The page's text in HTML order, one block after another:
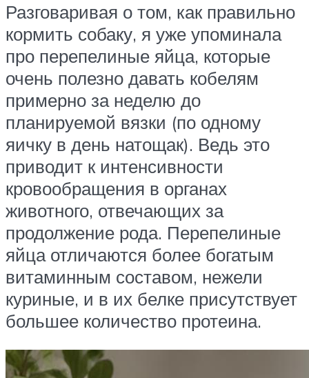
Разговаривая о том, как правильно
кормить собаку, я уже упоминала
про перепелиные яйца, которые
очень полезно давать кобелям
примерно за неделю до
планируемой вязки (по одному
яичку в день натощак). Ведь это
приводит к интенсивности
кровообращения в органах
животного, отвечающих за
продолжение рода. Перепелиные
яйца отличаются более богатым
витаминным составом, нежели
куриные, и в их белке присутствует
большее количество протеина.